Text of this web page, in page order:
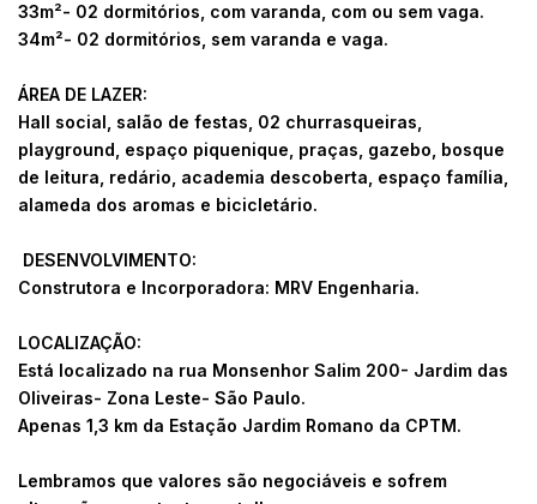
33m²- 02 dormitórios, com varanda, com ou sem vaga.
34m²- 02 dormitórios, sem varanda e vaga.
ÁREA DE LAZER:
Hall social, salão de festas, 02 churrasqueiras,
playground, espaço piquenique, praças, gazebo, bosque
de leitura, redário, academia descoberta, espaço família,
alameda dos aromas e bicicletário.
DESENVOLVIMENTO:
Construtora e Incorporadora: MRV Engenharia.
LOCALIZAÇÃO:
Está localizado na rua Monsenhor Salim 200- Jardim das
Oliveiras- Zona Leste- São Paulo.
Apenas 1,3 km da Estação Jardim Romano da CPTM.
Lembramos que valores são negociáveis e sofrem